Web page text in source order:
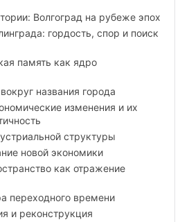
Волгоград на рубеже эпох
гордость, спор и поиск
память как ядро
названия города
изменения и их
структуры
новой экономики
как отражение
переходного времени
и реконструкция